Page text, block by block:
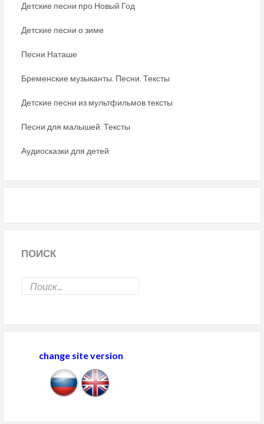
Детские песни про Новый Год
Детские песни о зиме
Песни Наташе
Бременские музыканты. Песни. Тексты
Детские песни из мультфильмов тексты
Песни для малышей. Тексты
Аудиосказки для детей
ПОИСК
change site version